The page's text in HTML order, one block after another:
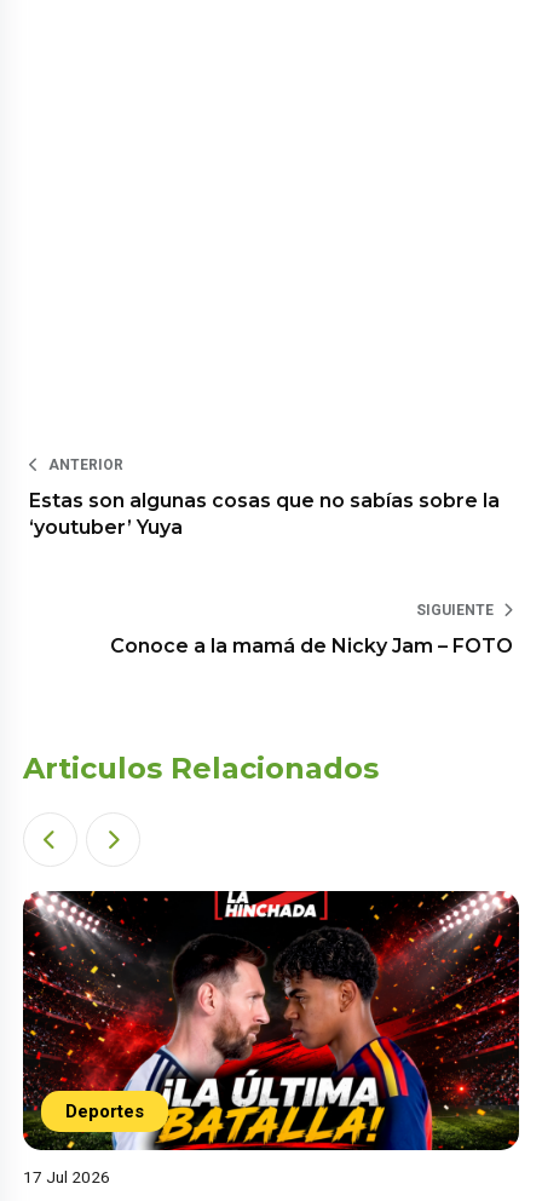
ANTERIOR
Estas son algunas cosas que no sabías sobre la
‘youtuber’ Yuya
SIGUIENTE
Conoce a la mamá de Nicky Jam – FOTO
Articulos Relacionados
Deportes
17 Jul 2026